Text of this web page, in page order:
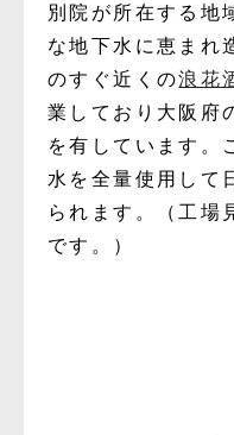
別院が所在する地
な地下水に恵まれ
のすぐ近くの浪花
業しており大阪府
を有しています。
水を全量使用して
られます。（工場
です。）